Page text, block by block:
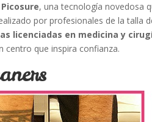
Picosure, una tecnología novedosa
por profesionales de la talla
licenciadas en medicina y
centro que inspira confianza.